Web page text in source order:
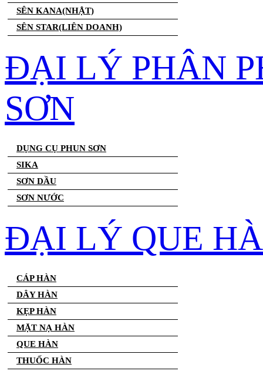
SÊN KANA(NHẬT)
SÊN STAR(LIÊN DOANH)
ĐẠI LÝ PHÂN
SƠN
DỤNG CỤ PHUN SƠN
SIKA
SƠN DẦU
SƠN NƯỚC
ĐẠI LÝ QUE
CÁP HÀN
DÂY HÀN
KẸP HÀN
MẶT NẠ HÀN
QUE HÀN
THUỐC HÀN